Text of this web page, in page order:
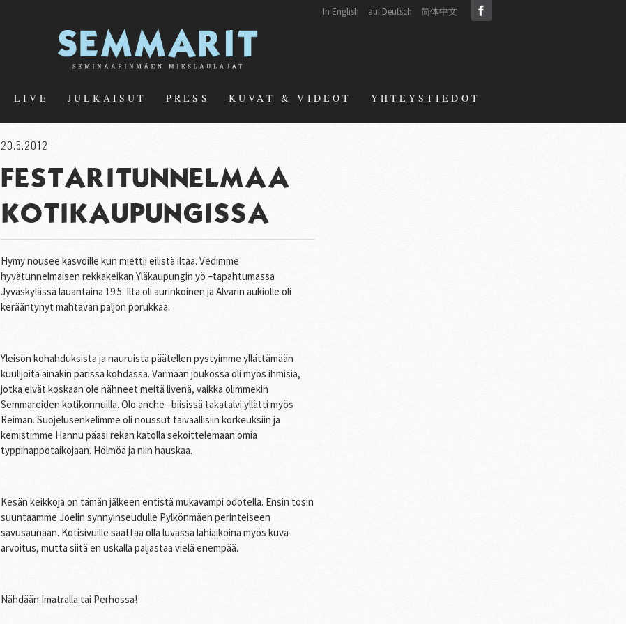
In English auf Deutsch 简体中文
LIVE JULKAISUT PRESS KUVAT & VIDEOT YHTEYSTIEDOT
20.5.2012
FESTARITUNNELMAA
KOTIKAUPUNGISSA
Hymy nousee kasvoille kun miettii eilistä iltaa. Vedimme
hyvätunnelmaisen rekkakeikan Yläkaupungin yö –tapahtumassa
Jyväskylässä lauantaina 19.5. Ilta oli aurinkoinen ja Alvarin aukiolle oli
kerääntynyt mahtavan paljon porukkaa.
Yleisön kohahduksista ja nauruista päätellen pystyimme yllättämään
kuulijoita ainakin parissa kohdassa. Varmaan joukossa oli myös ihmisiä,
jotka eivät koskaan ole nähneet meitä livenä, vaikka olimmekin
Semmareiden kotikonnuilla. Olo anche –biisissä takatalvi yllätti myös
Reiman. Suojelusenkelimme oli noussut taivaallisiin korkeuksiin ja
kemistimme Hannu pääsi rekan katolla sekoittelemaan omia
typpihappotaikojaan. Hölmöä ja niin hauskaa.
Kesän keikkoja on tämän jälkeen entistä mukavampi odotella. Ensin tosin
suuntaamme Joelin synnyinseudulle Pylkönmäen perinteiseen
savusaunaan. Kotisivuille saattaa olla luvassa lähiaikoina myös kuva-
arvoitus, mutta siitä en uskalla paljastaa vielä enempää.
Nähdään Imatralla tai Perhossa!